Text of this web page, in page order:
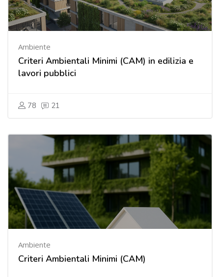
Ambiente
Criteri Ambientali Minimi (CAM) in edilizia e
lavori pubblici
78 21
Ambiente
Criteri Ambientali Minimi (CAM)